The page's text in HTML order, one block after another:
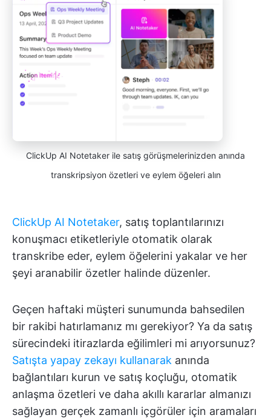
ClickUp AI Notetaker ile satış görüşmelerinizden anında
transkripsiyon özetleri ve eylem öğeleri alın
ClickUp AI Notetaker, satış toplantılarınızı
konuşmacı etiketleriyle otomatik olarak
transkribe eder, eylem öğelerini yakalar ve her
şeyi aranabilir özetler halinde düzenler.
Geçen haftaki müşteri sunumunda bahsedilen
bir rakibi hatırlamanız mı gerekiyor? Ya da satış
sürecindeki itirazlarda eğilimleri mi arıyorsunuz?
Satışta yapay zekayı kullanarak anında
bağlantıları kurun ve satış koçluğu, otomatik
anlaşma özetleri ve daha akıllı kararlar almanızı
sağlayan gerçek zamanlı içgörüler için aramaları